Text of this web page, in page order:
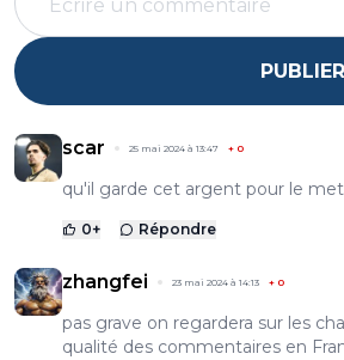
PUBLIER
scar 25 mai 2024 à 13:47 + 0
qu'il garde cet argent pour le
0+ Répondre
zhangfei 23 mai 2024 à 14:13 + 0
pas grave on regardera sur les
qualité des commentaires en